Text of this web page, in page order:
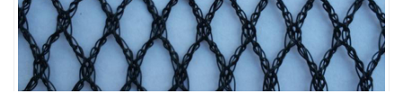
LƯỚI CHẮN CHIM